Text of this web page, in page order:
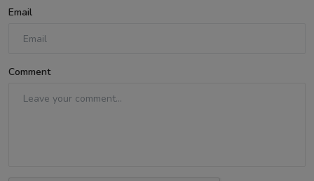
Email
Comment